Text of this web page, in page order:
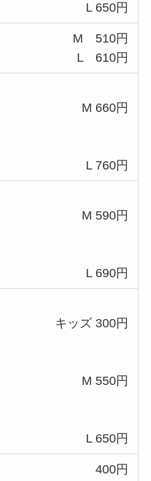
L 650円
M 510円
L 610円
M 660円
L 760円
M 590円
L 690円
キッズ 300円
M 550円
L 650円
400円